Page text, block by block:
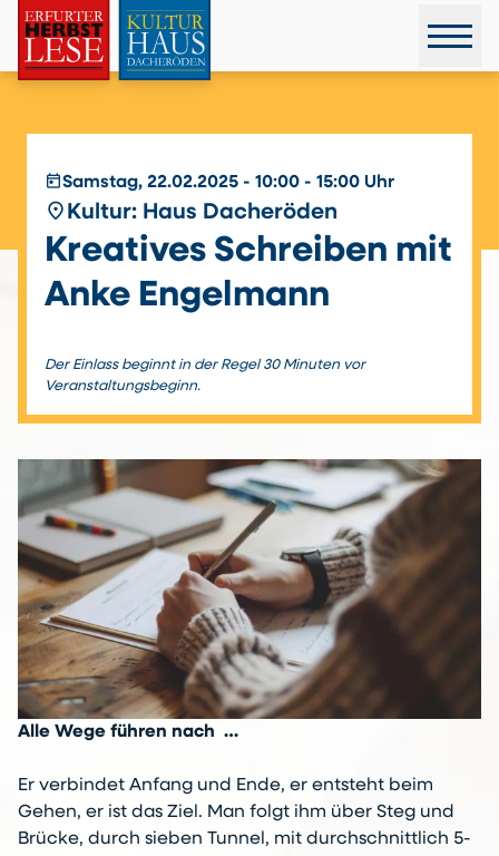
todaySamstag, 22.02.2025 - 10:00 - 15:00 Uhr
place Kultur: Haus Dacheröden
Kreatives Schreiben mit
Anke Engelmann
Der Einlass beginnt in der Regel 30 Minuten vor
Veranstaltungsbeginn.
Alle Wege führen nach …
Er verbindet Anfang und Ende, er entsteht beim
Gehen, er ist das Ziel. Man folgt ihm über Steg und
Brücke, durch sieben Tunnel, mit durchschnittlich 5-